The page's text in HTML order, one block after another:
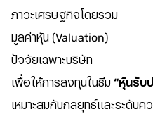
ภาวะเศรษฐกิจโดยรวม
มูลค่าหุ้น (Valuation)
ปัจจัยเฉพาะบริษัท
เพื่อให้การลงทุนในธีม “หุ้นรับ
เหมาะสมกับกลยุทธ์และระดับค